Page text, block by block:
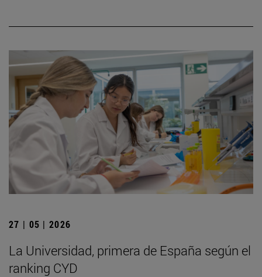
27 | 05 | 2026
La Universidad, primera de España según el
ranking CYD